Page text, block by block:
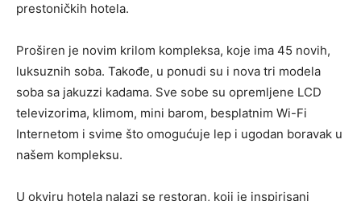
prestoničkih hotela.
Proširen je novim krilom kompleksa, koje ima 45 novih,
luksuznih soba. Takođe, u ponudi su i nova tri modela
soba sa jakuzzi kadama. Sve sobe su opremljene LCD
televizorima, klimom, mini barom, besplatnim Wi-Fi
Internetom i svime što omogućuje lep i ugodan boravak u
našem kompleksu.
U okviru hotela nalazi se restoran, koji je inspirisani